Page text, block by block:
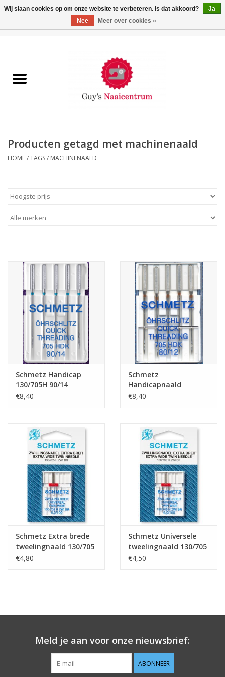
Machines
Paspoppen
Opbergsystemen
Stoffen
Breien en haken
Handwerk
Workshop
Sale / Coupons
Cadeaubonnen
Guy's blog
Loyalty
Producten getagd met machinenaald
HOME/TAGS/ MACHINENAALD
Schmetz Handicap
130/705H 90/14
€8,40
Schmetz
Handicapnaald
130/705H 80/12
€8,40
Schmetz Extra brede
tweelingnaald 130/705
H 6.0/100
€4,80
Schmetz Universele
tweelingnaald 130/705
H 8.0/100
€4,50
Meld je aan voor onze nieuwsbrief:
ABONNEER
Wij slaan cookies op om onze website te verbeteren. Is dat akkoord?
Ja
Nee
Meer over cookies »